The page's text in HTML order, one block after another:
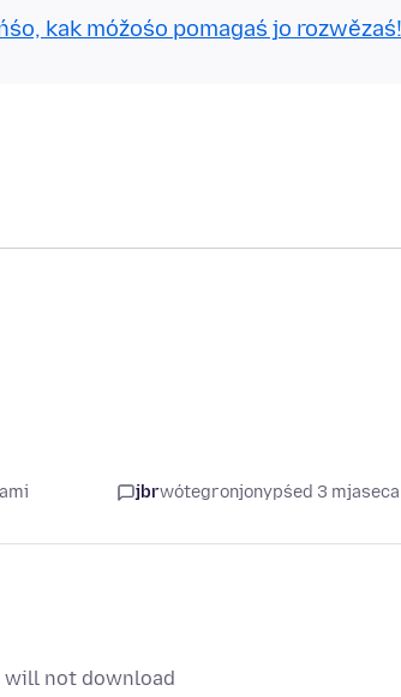
kak móžośo pomagaś jo rozwězaś!
jbrwótegronjonypśed 3
will not download